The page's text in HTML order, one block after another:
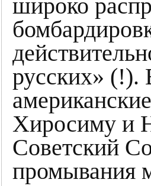
широко
русских» (!).
Хиросиму и
Советский
промывания